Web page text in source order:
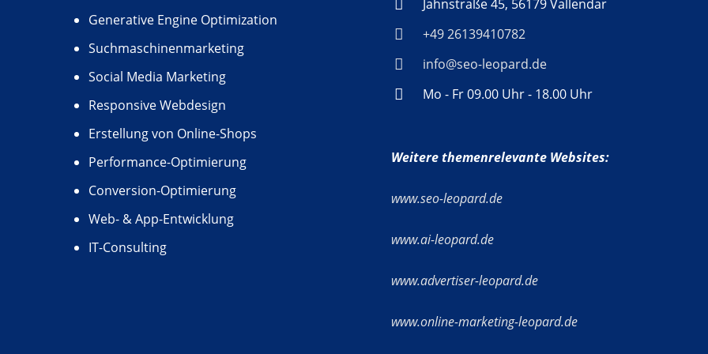
Generative Engine Optimization
Suchmaschinenmarketing
Social Media Marketing
Responsive Webdesign
Erstellung von Online-Shops
Performance-Optimierung
Conversion-Optimierung
Web- & App-Entwicklung
IT-Consulting
Jahnstraße 45, 56179 Vallendar
+49 26139410782
info@seo-leopard.de
Mo - Fr 09.00 Uhr - 18.00 Uhr
Weitere themenrelevante Websites:
www.seo-leopard.de
www.ai-leopard.de
www.advertiser-leopard.de
www.online-marketing-leopard.de